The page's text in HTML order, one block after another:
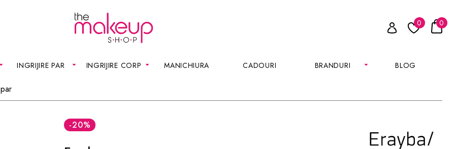
0 0
INGRIJIRE PAR INGRIJIRE CORP MANICHIURA CADOURI BRANDURI BLOG
-20%